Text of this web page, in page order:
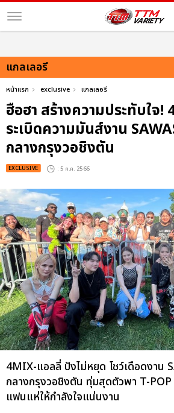
แกลเลอรี
หน้าแรก exclusive แกลเลอรี
ฮือฮา สร้างความประทับใจ
ระเบิดความมันส์งาน
กลางกรุงวอชิงตัน
EXCLUSIVE : 5 ก.ค. 2566
4MIX-แอลลี่ ปังไม่หยุด โชว์เดือดงาน
กลางกรุงวอชิงตัน ทุ่มสุดตัวพา T-
แฟนแห่ให้กำลังใจแน่นงาน